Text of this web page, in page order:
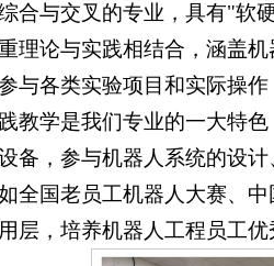
合与交叉的专业，具有"软
理论与实践相结合，涵盖
与各类实验项目和实际操
教学是我们专业的一大特
备，参与机器人系统的设
全国老员工机器人大赛、
层，培养机器人工程员工优